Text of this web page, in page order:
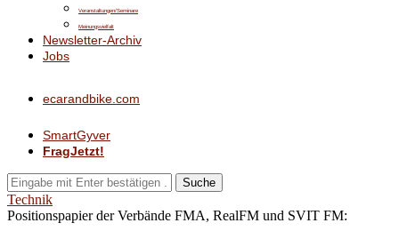
Veranstaltungen/Seminare
Meinungsvielfalt
Newsletter-Archiv
Jobs
ecarandbike.com
SmartGyver
FragJetzt!
Suche
Technik
Positionspapier der Verbände FMA, RealFM und SVIT FM: